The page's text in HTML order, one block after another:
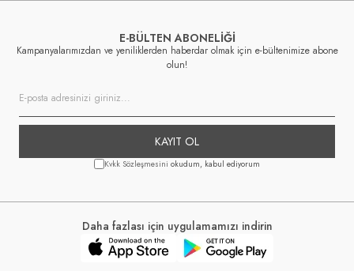
E-BÜLTEN ABONELİĞİ
Kampanyalarımızdan ve yeniliklerden haberdar olmak için e-bültenimize abone
olun!
KAYIT OL
Kvkk Sözleşmesini okudum, kabul ediyorum
Daha fazlası için uygulamamızı indirin